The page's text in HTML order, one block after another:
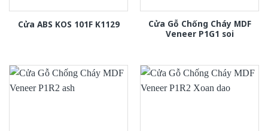
Cửa ABS KOS 101F K1129
Cửa Gỗ Chống Cháy MDF
Veneer P1G1 soi